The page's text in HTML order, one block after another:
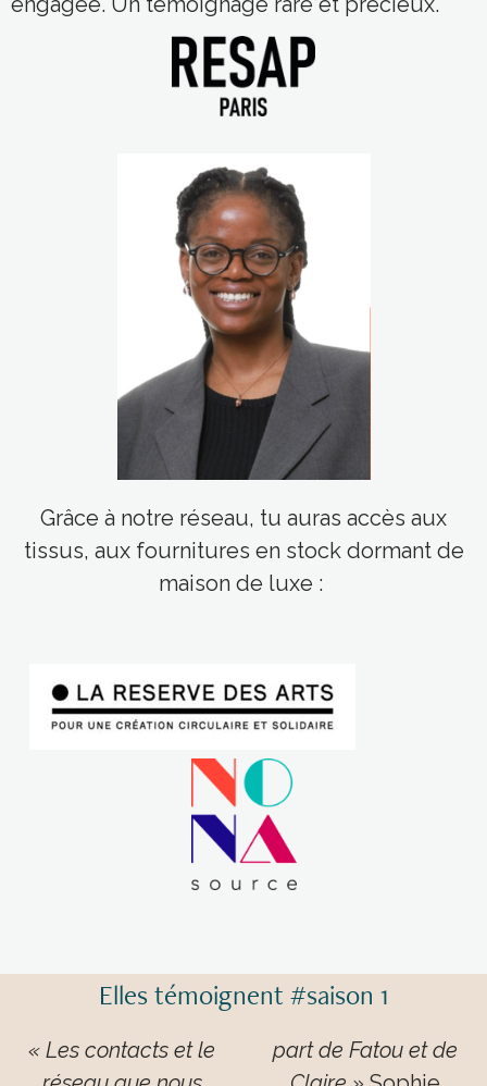
Grâce à notre réseau, tu auras accès aux
tissus, aux fournitures en stock dormant de
maison de luxe :
Elles témoignent #saison 1
« Les contacts et le
réseau que nous
part de Fatou et de
Claire »
Sophie